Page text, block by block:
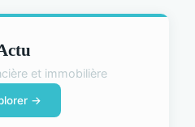
et immobilière
→